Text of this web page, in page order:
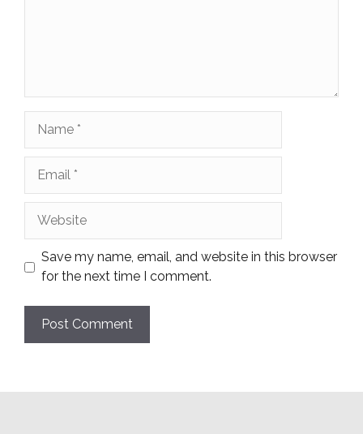
Save my name, email, and website in this browser
for the next time I comment.